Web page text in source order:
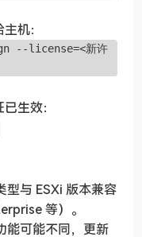
机：
--license=<新许
生效：
型与 ESXi 版本兼容
等）。
能可能不同，更新